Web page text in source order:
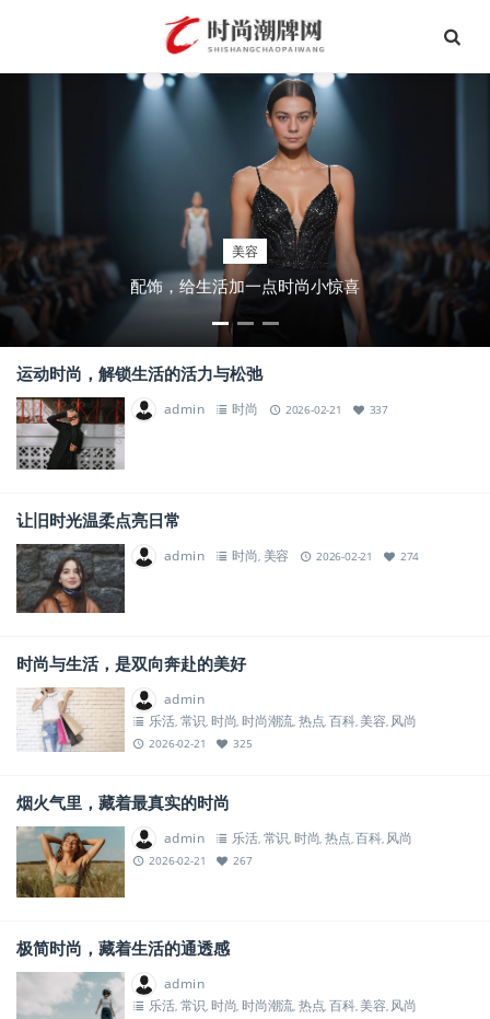
美容
配饰，给生活加一点时尚小惊喜
运动时尚，解锁生活的活力与松弛
admin 时尚 2026-02-21 337
让旧时光温柔点亮日常
admin 时尚 美容 2026-02-21 274
时尚与生活，是双向奔赴的美好
admin
乐活, 常识, 时尚, 时尚潮流, 热点, 百科,美容, 风尚
2026-02-21 325
烟火气里，藏着最真实的时尚
admin 乐活, 常识, 时尚, 热点,百科, 风尚
2026-02-21 267
极简时尚，藏着生活的通透感
admin
乐活, 常识, 时尚, 时尚潮流, 热点, 百科,美容, 风尚